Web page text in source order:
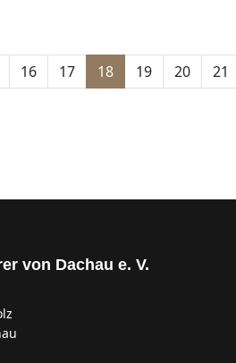
16 17 18 19 20 21
von Dachau e. V.